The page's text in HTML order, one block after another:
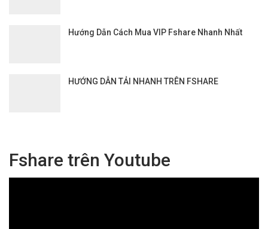
Hướng Dẫn Cách Mua VIP Fshare Nhanh Nhất
HƯỚNG DẪN TẢI NHANH TRÊN FSHARE
Fshare trên Youtube